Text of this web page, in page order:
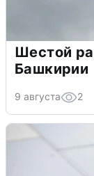
Шестой
Башкирии
9 августа 2